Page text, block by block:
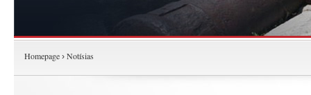
Homepage › Notísias